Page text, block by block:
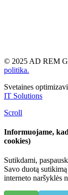
© 2025 AD REM
politika.
Svetaines
IT Solutions
Scroll
Informuojame,
cookies)
Sutikdami,
Savo duotą
interneto naršyklės